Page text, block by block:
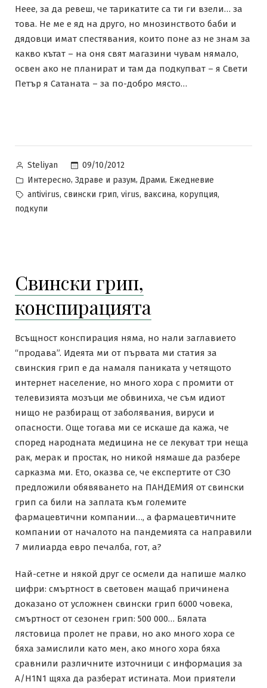
Неее, за да ревеш, че тарикатите са ти ги взели… за
това. Не ме е яд на друго, но мнозинството баби и
дядовци имат спестявания, които поне аз не знам за
какво кътат – на оня свят магазини чувам нямало,
освен ако не планират и там да подкупват – я Свети
Петър я Сатаната – за по-добро място…
Posted
by
Steliyan
09/10/2012
Posted
in
Интересно, Здраве и разум, Драми, Ежедневие
Tags:
antivirus, свински грип, virus, ваксина, корупция,
подкупи
Свински грип,
конспирацията
Всъщност конспирация няма, но нали заглавието
“продава”. Идеята ми от първата ми статия за
свинския грип е да намаля паниката у четящото
интернет население, но много хора с промити от
телевизията мозъци ме обвиниха, че съм идиот
нищо не разбиращ от заболявания, вируси и
опасности. Още тогава ми се искаше да кажа, че
според народната медицина не се лекуват три неща
рак, мерак и простак, но никой нямаше да разбере
сарказма ми. Ето, оказва се, че експертите от СЗО
предложили обявяването на ПАНДЕМИЯ от свински
грип са били на заплата към големите
фармацевтични компании…, а фармацевтичните
компании от началото на пандемията са направили
7 милиарда евро печалба, гот, а?
Най-сетне и някой друг се осмели да напише малко
цифри: смъртност в световен мащаб причинена
доказано от усложнен свински грип 6000 човека,
смъртност от сезонен грип: 500 000… Бялата
лястовица пролет не прави, но ако много хора се
бяха замислили като мен, ако много хора бяха
сравнили различните източници с информация за
A/H1N1 щяха да разберат истината. Мои приятели